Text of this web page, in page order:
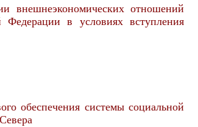
внешнеэкономических отношений
Федерации в условиях вступления
обеспечения системы социальной